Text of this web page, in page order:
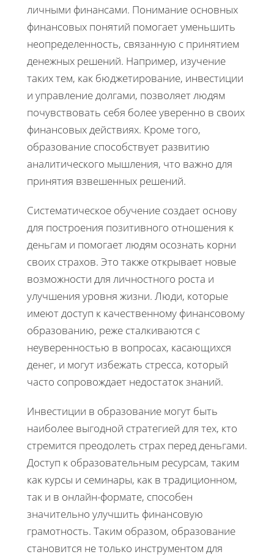
личными финансами. Понимание основных
финансовых понятий помогает уменьшить
неопределенность, связанную с принятием
денежных решений. Например, изучение
таких тем, как бюджетирование, инвестиции
и управление долгами, позволяет людям
почувствовать себя более уверенно в своих
финансовых действиях. Кроме того,
образование способствует развитию
аналитического мышления, что важно для
принятия взвешенных решений.
Систематическое обучение создает основу
для построения позитивного отношения к
деньгам и помогает людям осознать корни
своих страхов. Это также открывает новые
возможности для личностного роста и
улучшения уровня жизни. Люди, которые
имеют доступ к качественному финансовому
образованию, реже сталкиваются с
неуверенностью в вопросах, касающихся
денег, и могут избежать стресса, который
часто сопровождает недостаток знаний.
Инвестиции в образование могут быть
наиболее выгодной стратегией для тех, кто
стремится преодолеть страх перед деньгами.
Доступ к образовательным ресурсам, таким
как курсы и семинары, как в традиционном,
так и в онлайн-формате, способен
значительно улучшить финансовую
грамотность. Таким образом, образование
становится не только инструментом для